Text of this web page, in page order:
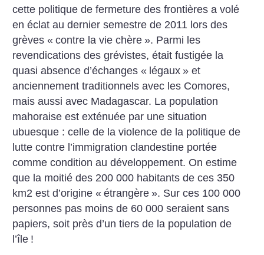
cette politique de fermeture des frontières a volé
en éclat au dernier semestre de 2011 lors des
grèves « contre la vie chère ». Parmi les
revendications des grévistes, était fustigée la
quasi absence d’échanges « légaux » et
anciennement traditionnels avec les Comores,
mais aussi avec Madagascar. La population
mahoraise est exténuée par une situation
ubuesque : celle de la violence de la politique de
lutte contre l’immigration clandestine portée
comme condition au développement. On estime
que la moitié des 200 000 habitants de ces 350
km2 est d’origine « étrangère ». Sur ces 100 000
personnes pas moins de 60 000 seraient sans
papiers, soit près d’un tiers de la population de
l’île !